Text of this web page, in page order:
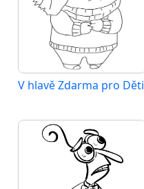
V hlavě Zdarma pro Děti